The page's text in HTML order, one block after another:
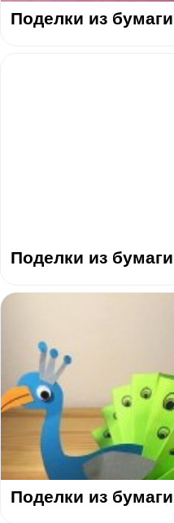
Поделки из бумаги
Поделки из бумаги
Поделки из бумаги